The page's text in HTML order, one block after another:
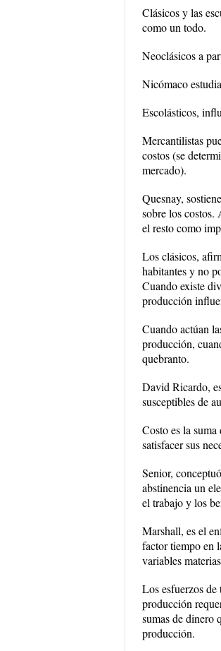
Clásicos y las
como un todo.
Neoclásicos a
Nicómaco
Escolásticos,
Mercantilistas
costos (se
mercado).
Quesnay,
sobre los
el resto como
Los clásicos,
habitantes y no
Cuando existe
producción
Cuando actúan
producción,
quebranto.
David Ricardo,
susceptibles de
Costo es la suma
satisfacer sus
Senior,
abstinencia un
el trabajo y los
Marshall, es el
factor tiempo en
variables
Los esfuerzos de
producción
sumas de dinero
producción.